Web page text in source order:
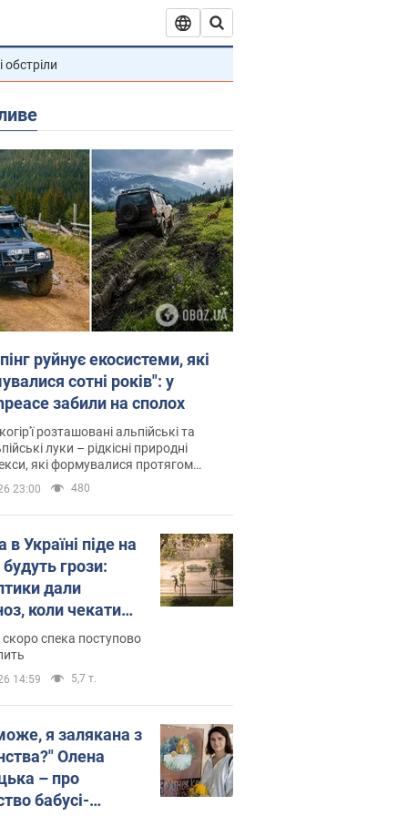
обстріли
руйнує екосистеми, які
сотні років": у
забили на сполох
розташовані альпійські та
луки – рідкісні природні
які формувалися протягом
23:00 480
в Україні піде на
грози:
дали
коли чекати
погоди
скоро спека поступово
14:59 5,7 т.
я залякана з
Олена
– про
бабусі-